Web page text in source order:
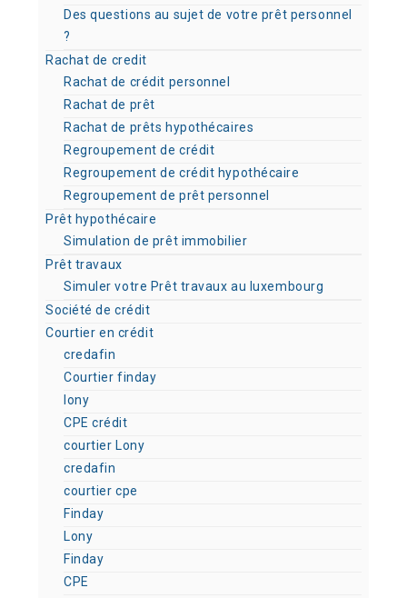
Des questions au sujet de votre prêt personnel
?
Rachat de credit
Rachat de crédit personnel
Rachat de prêt
Rachat de prêts hypothécaires
Regroupement de crédit
Regroupement de crédit hypothécaire
Regroupement de prêt personnel
Prêt hypothécaire
Simulation de prêt immobilier
Prêt travaux
Simuler votre Prêt travaux au luxembourg
Société de crédit
Courtier en crédit
credafin
Courtier finday
lony
CPE crédit
courtier Lony
credafin
courtier cpe
Finday
Lony
Finday
CPE